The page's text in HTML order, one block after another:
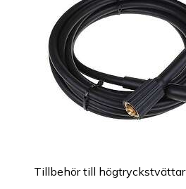
Tillbehör till högtryckstvättar